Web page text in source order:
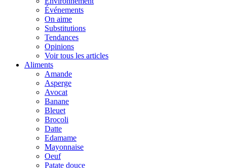
Événements
On aime
Substitutions
Tendances
Opinions
Voir tous les articles
Aliments
Amande
Asperge
Avocat
Banane
Bleuet
Brocoli
Datte
Edamame
Mayonnaise
Oeuf
Patate douce